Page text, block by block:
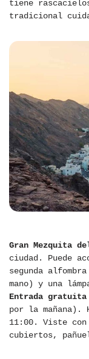
tiene
tradicional
Gran Mezquita
ciudad. Puede
segunda
mano) y una
Entrada gratuita
por la mañana).
11:00. Viste
cubiertos,